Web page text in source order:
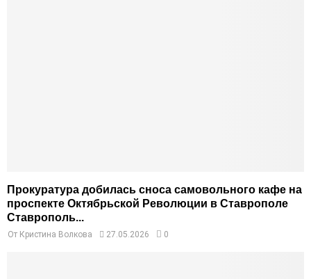
Прокуратура добилась сноса самовольного кафе на
проспекте Октябрьской Революции в Ставрополе
Ставрополь...
От Кристина Волкова 27.05.2026 0